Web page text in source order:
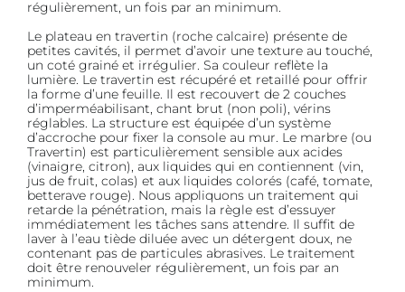
régulièrement, un fois par an minimum.
Le plateau en travertin (roche calcaire) présente de
petites cavités, il permet d’avoir une texture au touché,
un coté grainé et irrégulier. Sa couleur reflète la
lumière. Le travertin est récupéré et retaillé pour offrir
la forme d’une feuille. Il est recouvert de 2 couches
d’imperméabilisant, chant brut (non poli), vérins
réglables. La structure est équipée d’un système
d’accroche pour fixer la console au mur. Le marbre (ou
Travertin) est particulièrement sensible aux acides
(vinaigre, citron), aux liquides qui en contiennent (vin,
jus de fruit, colas) et aux liquides colorés (café, tomate,
betterave rouge). Nous appliquons un traitement qui
retarde la pénétration, mais la règle est d’essuyer
immédiatement les tâches sans attendre. Il suffit de
laver à l’eau tiède diluée avec un détergent doux, ne
contenant pas de particules abrasives. Le traitement
doit être renouveler régulièrement, un fois par an
minimum.